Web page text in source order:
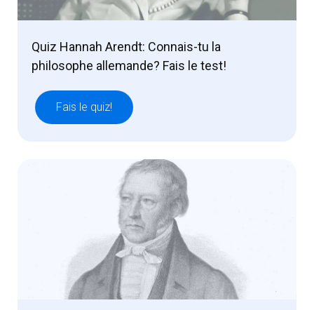
Quiz Hannah Arendt: Connais-tu la
philosophe allemande? Fais le test!
Fais le quiz!